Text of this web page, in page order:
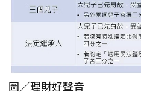
圖／理財好聲音